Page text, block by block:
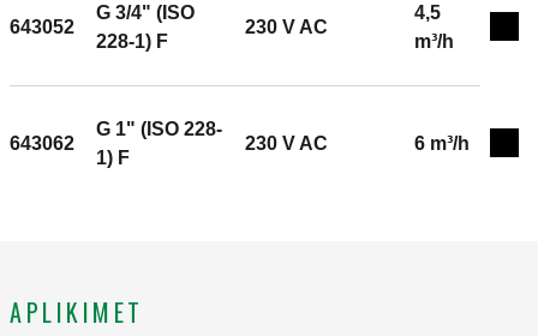
Gjatësia e kabullit të furnizimit: 0,95 m. Vlerësimi i
rrymës së mikroçelësit ndihmës (230 V): 0,8 A. △p
643052
G 3/4" (ISO
228-1) F
230 V AC
4,5
m³/h
643062
G 1" (ISO 228-
1) F
230 V AC 6 m³/h
APLIKIMET